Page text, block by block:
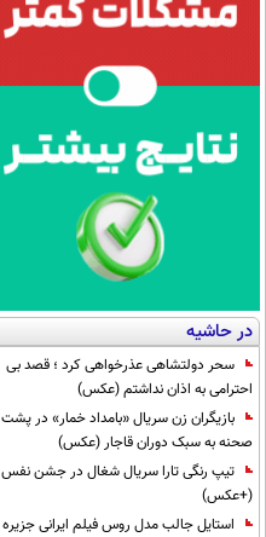
در حاشیه
سحر دولتشاهی عذرخواهی کرد ؛ قصد بی
احترامی به اذان نداشتم (عکس)
بازیگران زن سریال «بامداد خمار» در پشت
صحنه به سبک دوران قاجار (عکس)
تیپ رنگی تارا سریال شغال در جشن نفس
(+عکس)
استایل جالب مدل روس فیلم ایرانی جزیره